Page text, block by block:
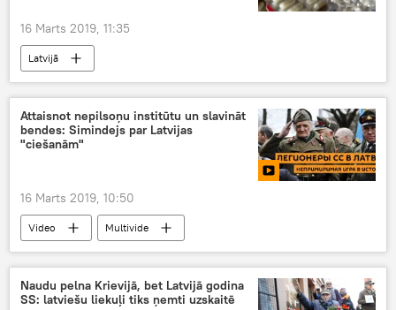
16 Marts 2019, 11:35
Latvijā
Attaisnot nepilsoņu institūtu un slavināt
bendes: Simindejs par Latvijas
"ciešanām"
16 Marts 2019, 10:50
Video Multivide
Naudu pelna Krievijā, bet Latvijā godina
SS: latviešu liekuļi tiks ņemti uzskaitē